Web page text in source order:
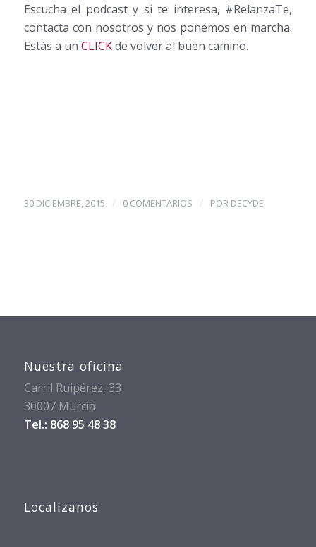
Escucha el podcast y si te interesa, #RelanzaTe,
contacta con nosotros y nos ponemos en marcha.
Estás a un CLICKde volver al buen camino.
30 DICIEMBRE, 2015 / 0 COMENTARIOS / POR DECYDE
Nuestra oficina
Carril Ruipérez, 33
30007 Murcia
Tel.: 868 95 48 38
Localizanos